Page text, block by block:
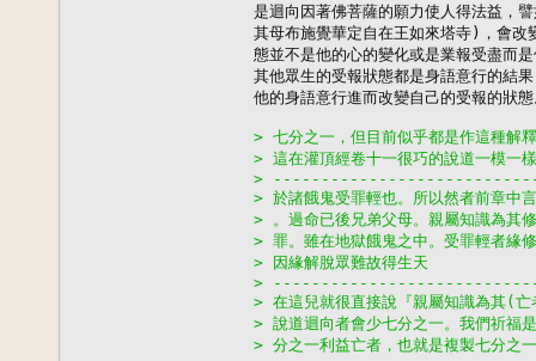
是迴向因著佛菩薩的願力使人得法益，
其母布施覺華定自在王如來塔寺)，會改
態並不是他的心的變化或是業報受盡而
其他眾生的受報狀態都是身語意行的結
他的身語意行進而改變自己的受報的狀
> 七分之一，但目前似乎都是作這種解
> 這在灌頂經卷十一很巧的說道一模一
>
> 於諸餓鬼受罪輕也。所以然者前章中
> 。過命已後兄弟父母。親屬知識為其
> 罪。雖在地獄餓鬼之中。受罪輕者緣
> 因緣解脫眾難故得生天
>
> 在這兒就很直接說『親屬知識為其(
> 說道迴向者會少七分之一。我們祈福
> 分之一利益亡者，也就是複製七分之